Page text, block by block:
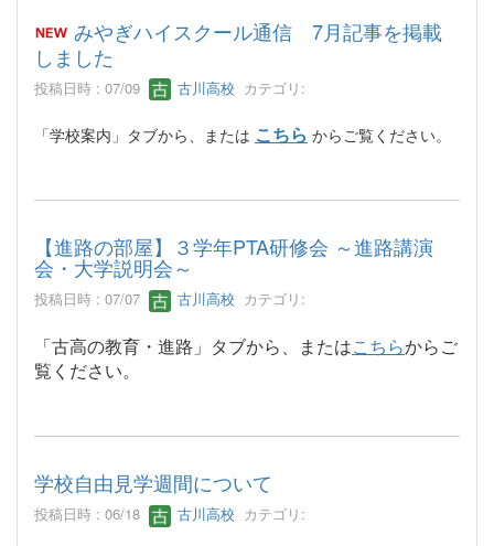
みやぎハイスクール通信 7月記事を掲載
しました
投稿日時 : 07/09 古川高校 カテゴリ:
「学校案内」タブから、または こちら からご覧ください。
【進路の部屋】３学年PTA研修会 ～進路講演
会・大学説明会～
投稿日時 : 07/07 古川高校 カテゴリ:
「古高の教育・進路」タブから、またはこちらからご
覧ください。
学校自由見学週間について
投稿日時 : 06/18 古川高校 カテゴリ: